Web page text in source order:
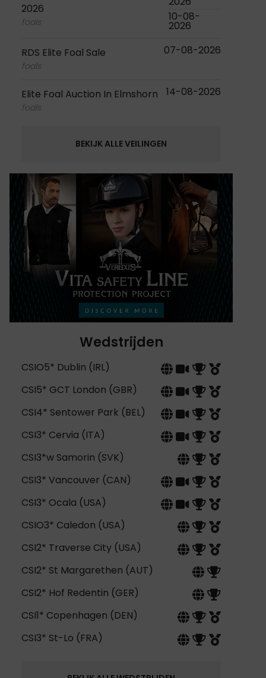
2026
foals
10-08-
2026
RDS Elite Foal Sale
foals
07-08-2026
Elite Foal Auction In Elmshorn
foals
14-08-2026
BEKIJK ALLE VEILINGEN
Wedstrijden
CSIO5* Dublin (IRL)
CSI5* GCT London (GBR)
CSI4* Sentower Park (BEL)
CSI3* Cervia (ITA)
CSI3*w Samorin (SVK)
CSI3* Vancouver (CAN)
CSI3* Ocala (USA)
CSIO3* Caledon (USA)
CSI2* Traverse City (USA)
CSI2* St Margarethen (AUT)
CSI2* Hof Redentin (GER)
CSI1* Copenhagen (DEN)
CSI3* St-Lo (FRA)